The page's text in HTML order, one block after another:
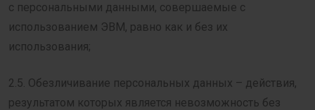
с персональными данными, совершаемые с
использованием ЭВМ, равно как и без их
использования;
2.5. Обезличивание персональных данных – действия,
результатом которых является невозможность без